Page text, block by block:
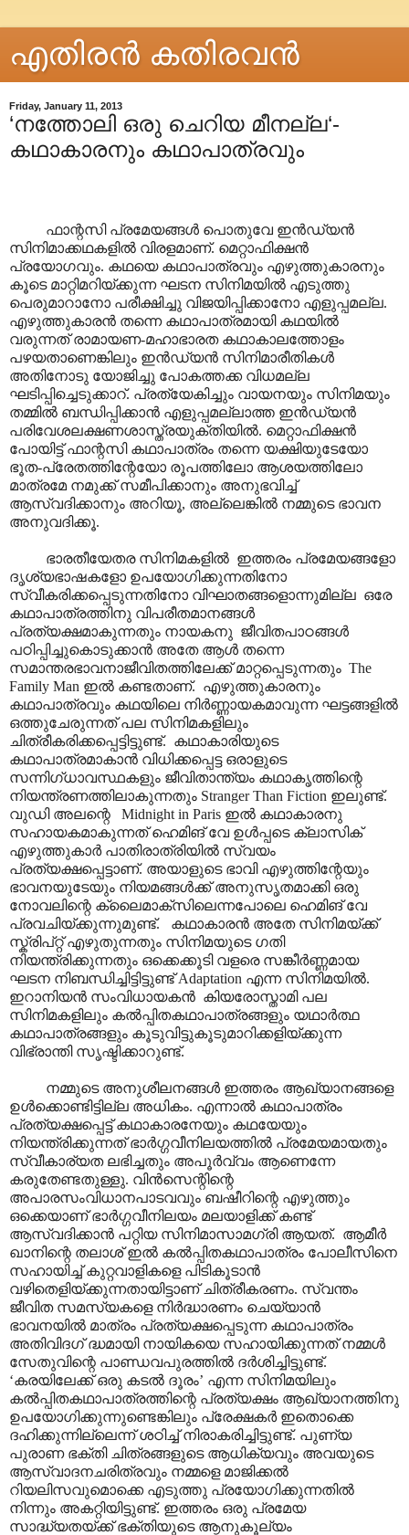
എതിരന്‍ കതിരവന്‍
Friday, January 11, 2013
‘നത്തോലി ഒരു ചെറിയ മീനല്ല‘-
കഥാകാരനും കഥാപാത്രവും
ഫാന്റസി പ്രമേയങ്ങൾ പൊതുവേ ഇൻഡ്യൻ
സിനിമാക്കഥകളിൽ വിരളമാണ്. മെറ്റാഫിക്ഷൻ
പ്രയോഗവും. കഥയെ കഥാപാത്രവും എഴുത്തുകാരനും
കൂടെ മാറ്റിമറിയ്ക്കുന്ന ഘടന സിനിമയിൽ എടുത്തു
പെരുമാറാനോ പരീക്ഷിച്ചു വിജയിപ്പിക്കാനോ എളുപ്പമല്ല.
എഴുത്തുകാരൻ തന്നെ കഥാപാത്രമായി കഥയിൽ
വരുന്നത് രാമായണ-മഹാഭാരത കഥാകാലത്തോളം
പഴയതാണെങ്കിലും ഇൻഡ്യൻ സിനിമാരീതികൾ
അതിനോടു യോജിച്ചു പോകത്തക്ക വിധമല്ല
ഘടിപ്പിച്ചെടുക്കാറ്‌. പ്രത്യേകിച്ചും വായനയും സിനിമയും
തമ്മിൽ ബന്ധിപ്പിക്കാൻ എളുപ്പമല്ലാത്ത ഇൻഡ്യൻ
പരിവേശലക്ഷണശാസ്ത്രയുക്തിയിൽ. മെറ്റാഫിക്ഷൻ
പോയിട്ട് ഫാന്റസി കഥാപാത്രം തന്നെ യക്ഷിയുടേയോ
ഭൂത-പ്രേതത്തിന്റേയോ രൂപത്തിലോ ആശയത്തിലോ
മാത്രമേ നമുക്ക് സമീപിക്കാനും അനുഭവിച്ച്
ആസ്വദിക്കാനും അറിയൂ, അല്ലെങ്കിൽ നമ്മുടെ ഭാവന
അനുവദിക്കൂ.
ഭാരതീയേതര സിനിമകളിൽ ഇത്തരം പ്രമേയങ്ങളോ
ദൃശ്യഭാഷകളോ ഉപയോഗിക്കുന്നതിനോ
സ്വീകരിക്കപ്പെടുന്നതിനോ വിഘാതങ്ങളൊന്നുമില്ല ഒരേ
കഥാപാത്രത്തിനു വിപരീതമാനങ്ങൾ
പ്രത്യക്ഷമാകുന്നതും നായകനു ജീവിതപാഠങ്ങൾ
പഠിപ്പിച്ചുകൊടുക്കാൻ അതേ ആൾ തന്നെ
സമാന്തരഭാവനാജീവിതത്തിലേക്ക് മാറ്റപ്പെടുന്നതും The
Family Man ഇൽ കണ്ടതാണ്. എഴുത്തുകാരനും
കഥാപാത്രവും കഥയിലെ നിർണ്ണായകമാവുന്ന ഘട്ടങ്ങളിൽ
ഒത്തുചേരുന്നത് പല സിനിമകളിലും
ചിത്രീകരിക്കപ്പെട്ടിട്ടുണ്ട്. കഥാകാരിയുടെ
കഥാപാത്രമാകാൻ വിധിക്കപ്പെട്ട ഒരാളുടെ
സന്നിഗ്ധാവസ്ഥകളും ജീവിതാന്ത്യം കഥാകൃത്തിന്റെ
നിയന്ത്രണത്തിലാകുന്നതും Stranger Than Fiction ഇലുണ്ട്.
വുഡി അലന്റെ Midnight in Paris ഇൽ കഥാകാരനു
സഹായകമാകുന്നത് ഹെമിങ് വേ ഉൾപ്പടെ ക്ലാസിക്
എഴുത്തുകാർ പാതിരാത്രിയിൽ സ്വയം
പ്രത്യക്ഷപ്പെട്ടാണ്. അയാളുടെ ഭാവി എഴുത്തിന്റേയും
ഭാവനയുടേയും നിയമങ്ങൾക്ക് അനുസൃതമാക്കി ഒരു
നോവലിന്റെ ക്ലൈമാക്സിലെന്നപോലെ ഹെമിങ് വേ
പ്രവചിയ്ക്കുന്നുമുണ്ട്. കഥാകാരൻ അതേ സിനിമയ്ക്ക്
സ്ക്രിപ്റ്റ് എഴുതുന്നതും സിനിമയുടെ ഗതി
നിയന്ത്രിക്കുന്നതും ഒക്കെക്കൂടി വളരെ സങ്കീർണ്ണമായ
ഘടന നിബന്ധിച്ചിട്ടിട്ടുണ്ട് Adaptation എന്ന സിനിമയിൽ.
ഇറാനിയൻ സംവിധായകൻ കിയരോസ്താമി പല
സിനിമകളിലും കൽ‌പ്പിതകഥാപാത്രങ്ങളും യഥാർത്ഥ
കഥാപാത്രങ്ങളും കൂടുവിട്ടുകൂടുമാറിക്കളിയ്ക്കുന്ന
വിഭ്രാന്തി സൃഷ്ടിക്കാറുണ്ട്.
നമ്മുടെ അനുശീലനങ്ങൾ ഇത്തരം ആഖ്യാനങ്ങളെ
ഉൾക്കൊണ്ടിട്ടില്ല അധികം. എന്നാൽ കഥാപാത്രം
പ്രത്യക്ഷപ്പെട്ട് കഥാകാരനേയും കഥയേയും
നിയന്ത്രിക്കുന്നത് ഭാർഗ്ഗവീനിലയത്തിൽ പ്രമേയമായതും
സ്വീകാര്യത ലഭിച്ചതും അപൂർവ്വം ആണെന്നേ
കരുതേണ്ടതുള്ളു. വിൻസെന്റിന്റെ
അപാരസംവിധാനപാടവവും ബഷീറിന്റെ എഴുത്തും
ഒക്കെയാ‍ണ് ഭാർഗ്ഗവീനിലയം മലയാളിക്ക് കണ്ട്
ആസ്വദിക്കാൻ പറ്റിയ സിനിമാസാമഗ്രി ആയത്. ആമീർ
ഖാനിന്റെ തലാശ് ഇൽ കൽ‌പ്പിതകഥാപാത്രം പോലീസിനെ
സഹായിച്ച് കുറ്റവാളികളെ പിടികൂടാൻ
വഴിതെളിയ്ക്കുന്നതായിട്ടാണ് ചിത്രീകരണം. സ്വന്തം
ജീവിത സമസ്യകളെ നിർദ്ധാരണം ചെയ്യാൻ
ഭാവനയിൽ മാത്രം പ്രത്യക്ഷപ്പെടുന്ന കഥാപാത്രം
അതിവിദഗ് ദ്ധമായി നായികയെ സഹായിക്കുന്നത് നമ്മൾ
സേതുവിന്റെ പാണ്ഡവപുരത്തിൽ ദർശിച്ചിട്ടുണ്ട്.
‘കരയിലേക്ക് ഒരു കടൽ ദൂരം’ എന്ന സിനിമയിലും
കൽ‌പ്പിതകഥാപാത്രത്തിന്റെ പ്രത്യക്ഷം ആഖ്യാനത്തിനു
ഉപയോഗിക്കുന്നുണ്ടെങ്കിലും പ്രേക്ഷകർ ഇതൊക്കെ
ദഹിക്കുന്നില്ലെന്ന് ശഠിച്ച് നിരാകരിച്ചിട്ടുണ്ട്. പുണ്യ
പുരാണ ഭക്തി ചിത്രങ്ങളുടെ ആധിക്യവും അവയുടെ
ആസ്വാദനചരിത്രവും നമ്മളെ മാജിക്കൽ
റിയലിസവുമൊക്കെ എടുത്തു പ്രയോഗിക്കുന്നതിൽ
നിന്നും അകറ്റിയിട്ടുണ്ട്. ഇത്തരം ഒരു പ്രമേയ
സാദ്ധ്യതയ്ക്ക് ഭക്തിയുടെ ആനുകൂല്യം